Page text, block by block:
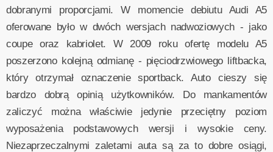
dobranymi proporcjami. W momencie debiutu Audi A5
oferowane było w dwóch wersjach nadwoziowych - jako
coupe oraz kabriolet. W 2009 roku ofertę modelu A5
poszerzono kolejną odmianę - pięciodrzwiowego liftbacka,
który otrzymał oznaczenie sportback. Auto cieszy się
bardzo dobrą opinią użytkowników. Do mankamentów
zaliczyć można właściwie jedynie przeciętny poziom
wyposażenia podstawowych wersji i wysokie ceny.
Niezaprzeczalnymi zaletami auta są za to dobre osiągi,